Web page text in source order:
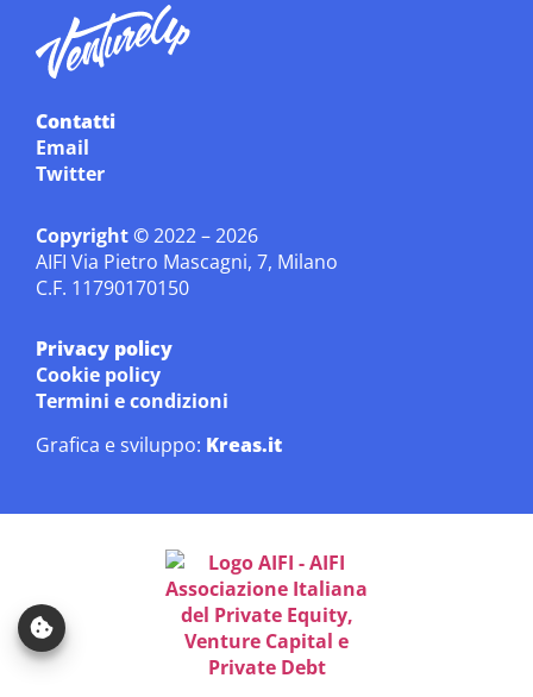
Contatti
Email
Twitter
Copyright ©2022 – 2026
AIFI Via Pietro Mascagni, 7, Milano
C.F. 11790170150
Privacy policy
Cookie policy
Termini e condizioni
Grafica e sviluppo: Kreas.it